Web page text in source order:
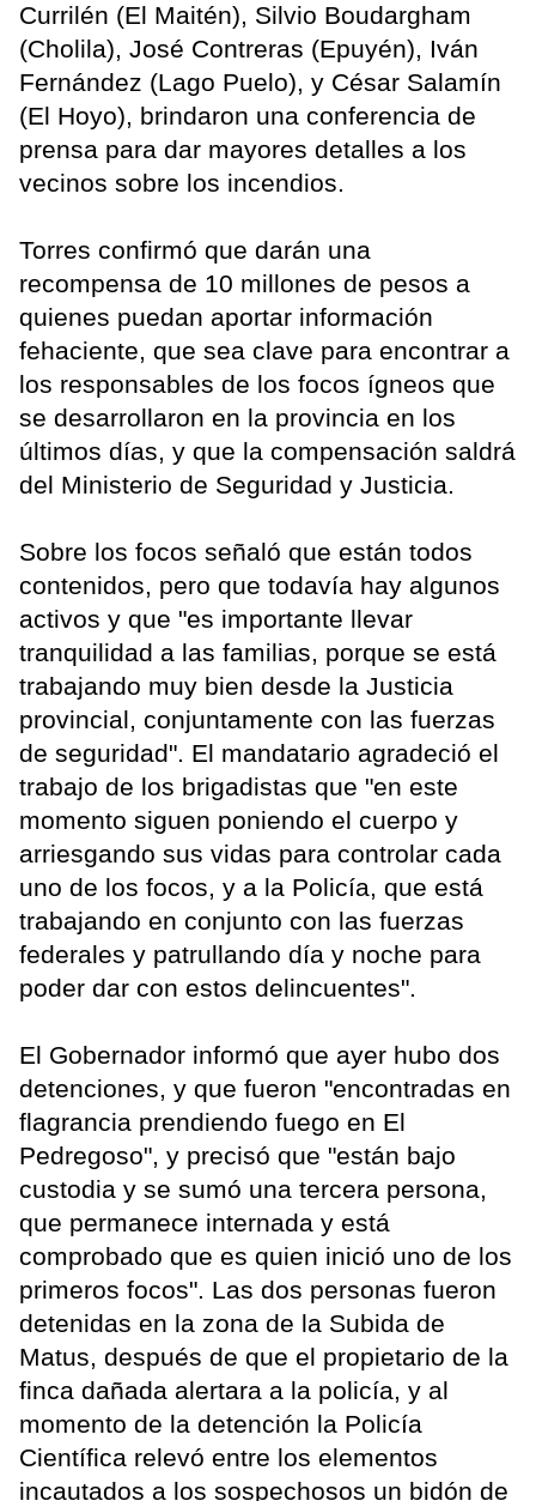
Currilén (El Maitén), Silvio Boudargham
(Cholila), José Contreras (Epuyén), Iván
Fernández (Lago Puelo), y César Salamín
(El Hoyo), brindaron una conferencia de
prensa para dar mayores detalles a los
vecinos sobre los incendios.
Torres confirmó que darán una
recompensa de 10 millones de pesos a
quienes puedan aportar información
fehaciente, que sea clave para encontrar a
los responsables de los focos ígneos que
se desarrollaron en la provincia en los
últimos días, y que la compensación saldrá
del Ministerio de Seguridad y Justicia.
Sobre los focos señaló que están todos
contenidos, pero que todavía hay algunos
activos y que "es importante llevar
tranquilidad a las familias, porque se está
trabajando muy bien desde la Justicia
provincial, conjuntamente con las fuerzas
de seguridad". El mandatario agradeció el
trabajo de los brigadistas que "en este
momento siguen poniendo el cuerpo y
arriesgando sus vidas para controlar cada
uno de los focos, y a la Policía, que está
trabajando en conjunto con las fuerzas
federales y patrullando día y noche para
poder dar con estos delincuentes".
El Gobernador informó que ayer hubo dos
detenciones, y que fueron "encontradas en
flagrancia prendiendo fuego en El
Pedregoso", y precisó que "están bajo
custodia y se sumó una tercera persona,
que permanece internada y está
comprobado que es quien inició uno de los
primeros focos". Las dos personas fueron
detenidas en la zona de la Subida de
Matus, después de que el propietario de la
finca dañada alertara a la policía, y al
momento de la detención la Policía
Científica relevó entre los elementos
incautados a los sospechosos un bidón de